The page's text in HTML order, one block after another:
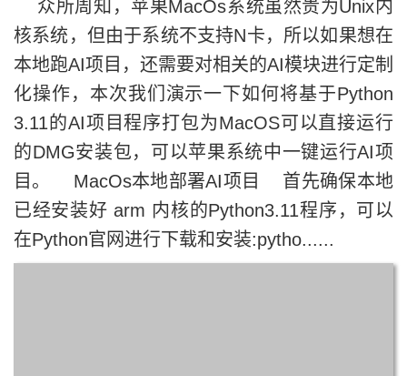
众所周知，苹果MacOs系统虽然贵为Unix内
核系统，但由于系统不支持N卡，所以如果想在
本地跑AI项目，还需要对相关的AI模块进行定制
化操作，本次我们演示一下如何将基于Python
3.11的AI项目程序打包为MacOS可以直接运行
的DMG安装包，可以苹果系统中一键运行AI项
目。 MacOs本地部署AI项目 首先确保本地
已经安装好 arm 内核的Python3.11程序，可以
在Python官网进行下载和安装:pytho......